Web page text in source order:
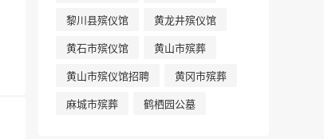
黎川县殡仪馆
黄龙井殡仪馆
黄石市殡仪馆
黄山市殡葬
黄山市殡仪馆招聘
黄冈市殡葬
麻城市殡葬
鹤栖园公墓